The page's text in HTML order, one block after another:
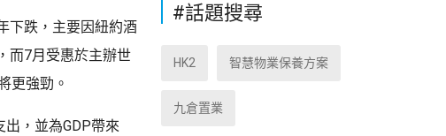
下跌，主要因紐約酒
而7月受惠於主辦世
更強勁。
，並為GDP帶來
#話題搜尋
HK2 智慧物業保養方案
九倉置業